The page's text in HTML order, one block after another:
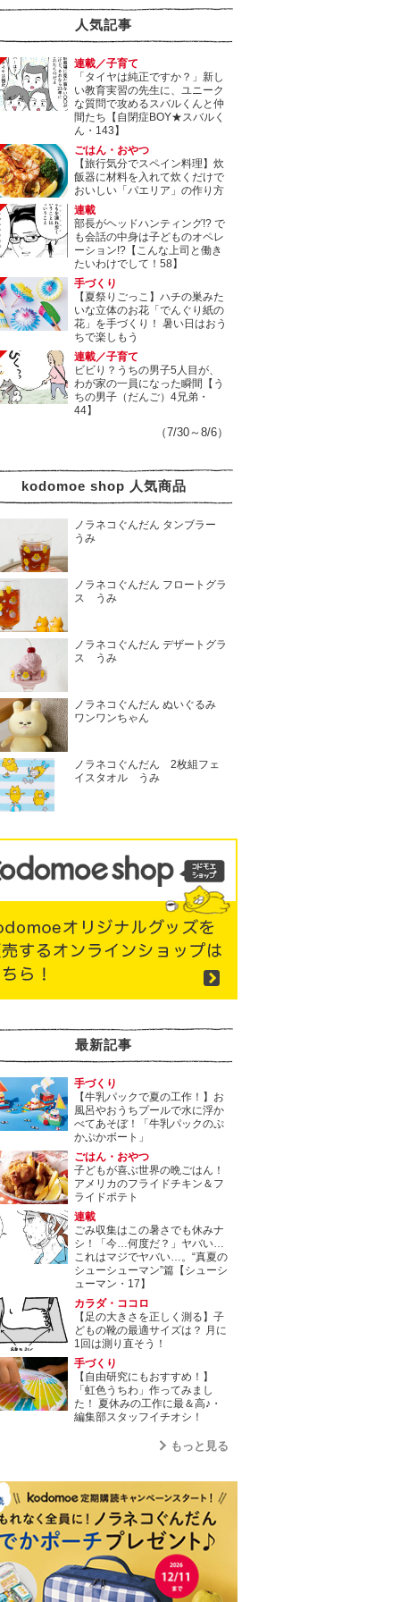
人気記事
連載／子育て
「タイヤは純正ですか？」新し
い教育実習の先生に、ユニーク
な質問で攻めるスバルくんと仲
間たち【自閉症BOY★スバルく
ん・143】
ごはん・おやつ
【旅行気分でスペイン料理】炊
飯器に材料を入れて炊くだけで
おいしい「パエリア」の作り方
連載
部長がヘッドハンティング!? で
も会話の中身は子どものオペレ
ーション!?【こんな上司と働き
たいわけでして！58】
手づくり
【夏祭りごっこ】ハチの巣みた
いな立体のお花「でんぐり紙の
花」を手づくり！ 暑い日はおう
ちで楽しもう
連載／子育て
ビビり？うちの男子5人目が、
わが家の一員になった瞬間【う
ちの男子（だんご）4兄弟・
44】
（7/30～8/6）
kodomoe shop 人気商品
ノラネコぐんだん タンブラー
うみ
ノラネコぐんだん フロートグラ
ス うみ
ノラネコぐんだん デザートグラ
ス うみ
ノラネコぐんだん ぬいぐるみ
ワンワンちゃん
ノラネコぐんだん 2枚組フェ
イスタオル うみ
最新記事
手づくり
【牛乳パックで夏の工作！】お
風呂やおうちプールで水に浮か
べてあそぼ！「牛乳パックのぷ
かぷかボート」
ごはん・おやつ
子どもが喜ぶ世界の晩ごはん！
アメリカのフライドチキン＆フ
ライドポテト
連載
ごみ収集はこの暑さでも休みナ
シ！「今…何度だ？」ヤバい…
これはマジでヤバい…。“真夏の
シューシューマン”篇【シューシ
ューマン・17】
カラダ・ココロ
【足の大きさを正しく測る】子
どもの靴の最適サイズは？ 月に
1回は測り直そう！
手づくり
【自由研究にもおすすめ！】
「虹色うちわ」作ってみまし
た！ 夏休みの工作に最＆高♪・
編集部スタッフイチオシ！
もっと見る